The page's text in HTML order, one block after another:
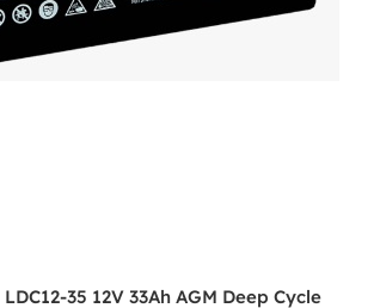
35 12V 33Ah AGM Deep Cycle